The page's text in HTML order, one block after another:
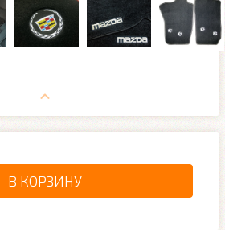
В КОРЗИНУ